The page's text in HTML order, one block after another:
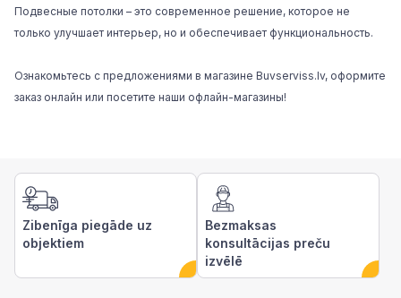
Подвесные потолки – это современное решение, которое не
только улучшает интерьер, но и обеспечивает функциональность.
Ознакомьтесь с предложениями в магазине Buvserviss.lv, оформите
заказ онлайн или посетите наши офлайн-магазины!
Zibenīga piegāde uz
objektiem
Bezmaksas
konsultācijas preču
izvēlē